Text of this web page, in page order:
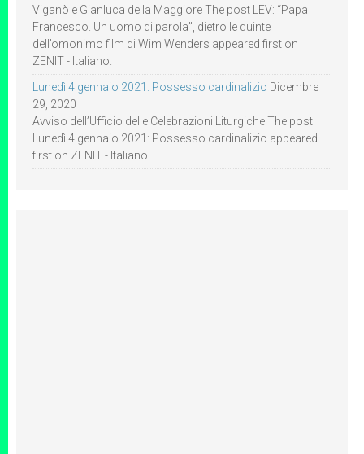
Viganò e Gianluca della Maggiore The post LEV: “Papa
Francesco. Un uomo di parola”, dietro le quinte
dell’omonimo film di Wim Wenders appeared first on
ZENIT - Italiano.
Lunedì 4 gennaio 2021: Possesso cardinalizio Dicembre
29, 2020
Avviso dell’Ufficio delle Celebrazioni Liturgiche The post
Lunedì 4 gennaio 2021: Possesso cardinalizio appeared
first on ZENIT - Italiano.